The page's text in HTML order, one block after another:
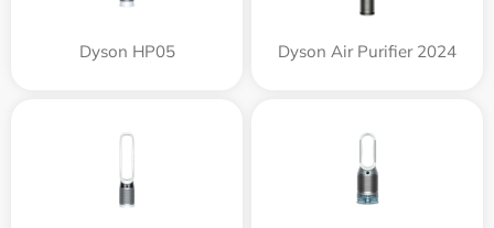
Dyson HP05 Dyson Air Purifier 2024